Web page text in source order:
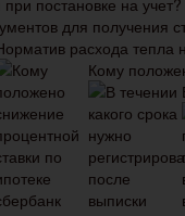
для получения
расхода тепла
Кому